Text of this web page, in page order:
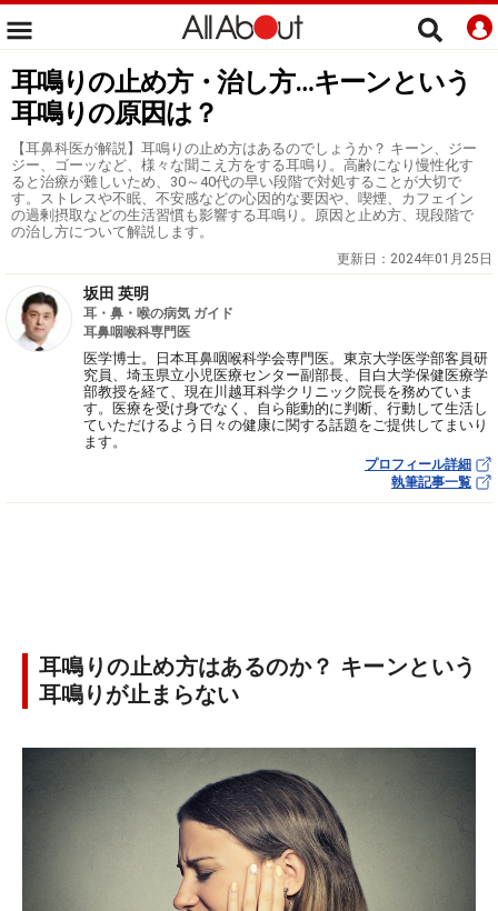
耳鳴りの止め方・治し方…キーンという
耳鳴りの原因は？
【耳鼻科医が解説】耳鳴りの止め方はあるのでしょうか？ キーン、ジー
ジー、ゴーッなど、様々な聞こえ方をする耳鳴り。高齢になり慢性化す
ると治療が難しいため、30～40代の早い段階で対処することが大切で
す。ストレスや不眠、不安感などの心因的な要因や、喫煙、カフェイン
の過剰摂取などの生活習慣も影響する耳鳴り。原因と止め方、現段階で
の治し方について解説します。
更新日： 2024年01月25日
坂田 英明
耳・鼻・喉の病気 ガイド
耳鼻咽喉科専門医
医学博士。日本耳鼻咽喉科学会専門医。東京大学医学部客員研
究員、埼玉県立小児医療センター副部長、目白大学保健医療学
部教授を経て、現在川越耳科学クリニック院長を務めていま
す。医療を受け身でなく、自ら能動的に判断、行動して生活し
ていただけるよう日々の健康に関する話題をご提供してまいり
ます。
プロフィール詳細
執筆記事一覧
耳鳴りの止め方はあるのか？ キーンという
耳鳴りが止まらない